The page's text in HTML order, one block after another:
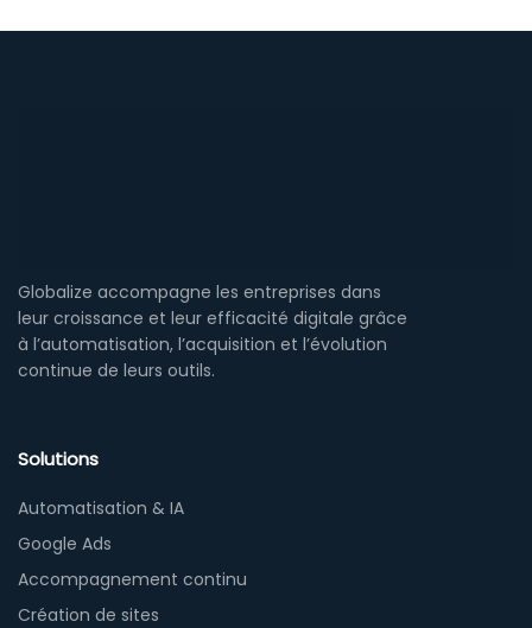
Globalize accompagne les entreprises dans
leur croissance et leur efficacité digitale grâce
à l’automatisation, l’acquisition et l’évolution
continue de leurs outils.
Solutions
Automatisation & IA
Google Ads
Accompagnement continu
Création de sites